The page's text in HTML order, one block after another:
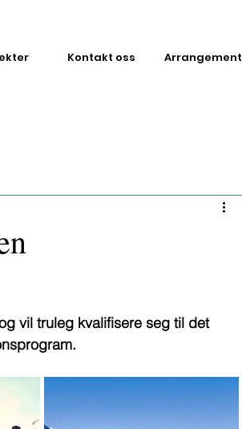
Kontakt oss Arrangement
vil truleg kvalifisere seg til det